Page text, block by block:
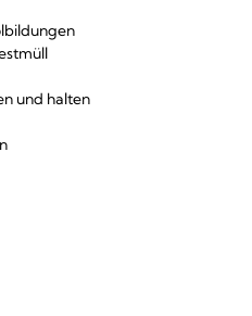
und halten